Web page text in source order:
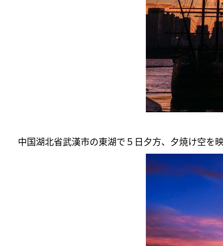
中国湖北省武漢市の東湖で５日夕方、夕焼け空を